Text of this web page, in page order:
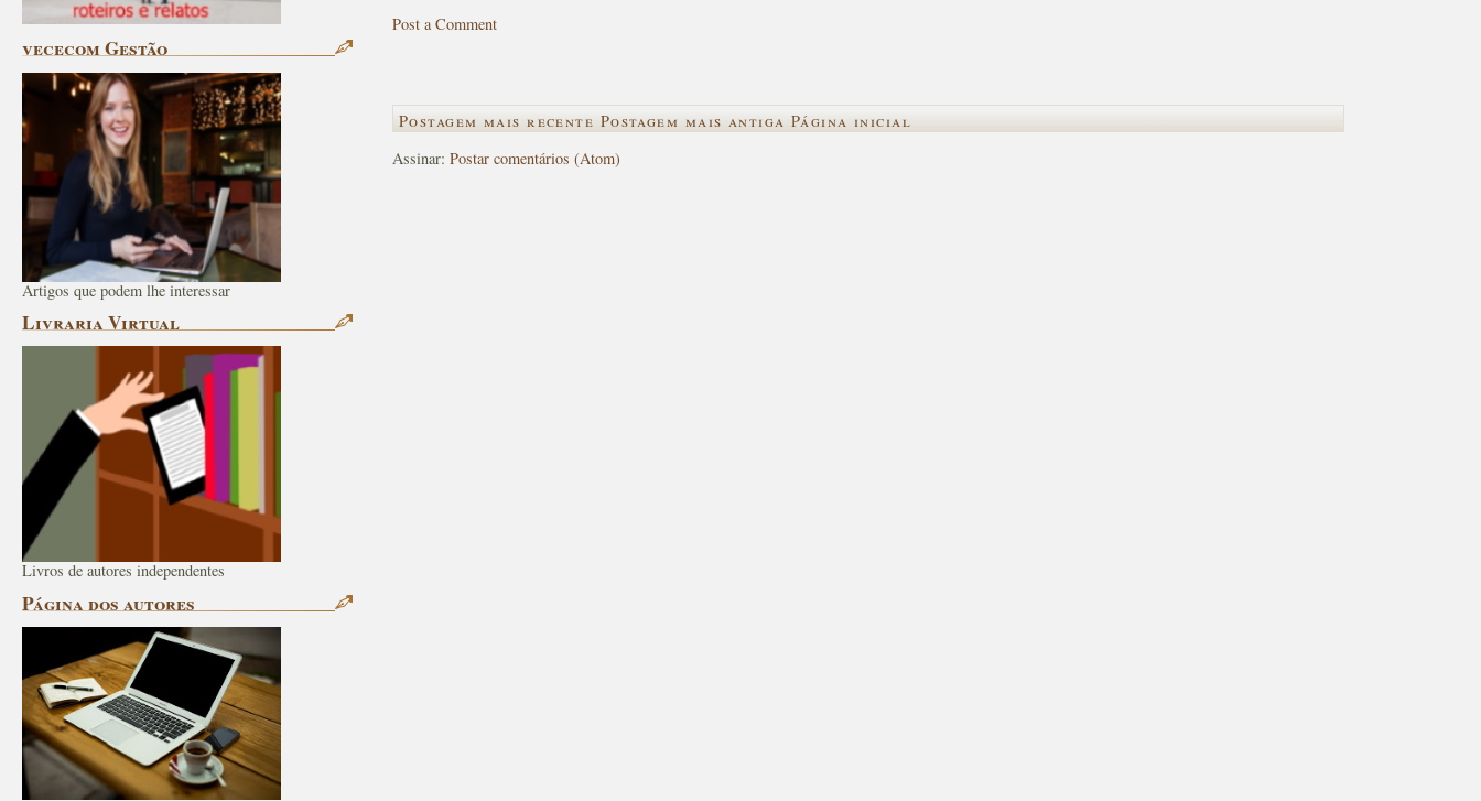
vececom Gestão
Artigos que podem lhe interessar
Livraria Virtual
Livros de autores independentes
Página dos autores
Post a Comment
Postagem mais recente Postagem mais antiga Página inicial
Assinar: Postar comentários (Atom)